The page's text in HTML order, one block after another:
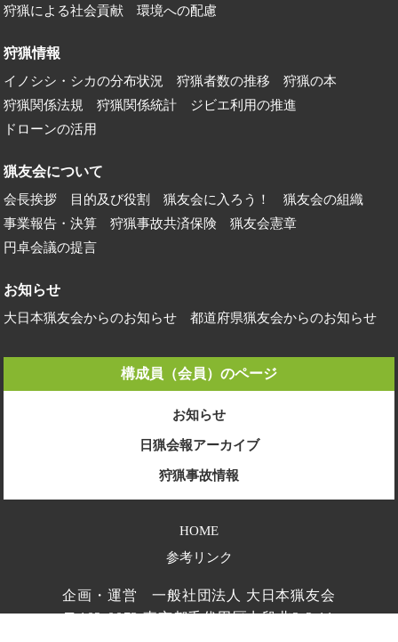
お知らせ
2021.06.16
お知らせ
狩猟のあり方等に関する環境省のパブコメ開始について
「鳥獣被害防止特措法改正案」の成立について
2021.06.01
有害鳥獣対策におけるアマチュア無線の活用について
2021.04.21
アプリ「狩りマップ」提供開始について
【オンライン開催】鳥獣被害担い手マッチングセミナーの
狩猟による社会貢献
環境への配慮
狩猟情報
イノシシ・シカの分布状況 狩猟者数の推移
狩猟の本
狩猟関係法規
狩猟関係統計
ジビエ利用の推進
ドローンの活用
猟友会について
会長挨拶 目的及び役割 猟友会に入ろう！
猟友会の組織
事業報告・決算
狩猟事故共済保険
猟友会憲章
円卓会議の提言
お知らせ
大日本猟友会からのお知らせ 都道府県猟友会からのお知らせ
構成員（会員）のページ
お知らせ
日猟会報アーカイブ
狩猟事故情報
HOME
参考リンク
企画・運営 一般社団法人 大日本猟友会
〒102-0073 東京都千代田区九段北3-2-11